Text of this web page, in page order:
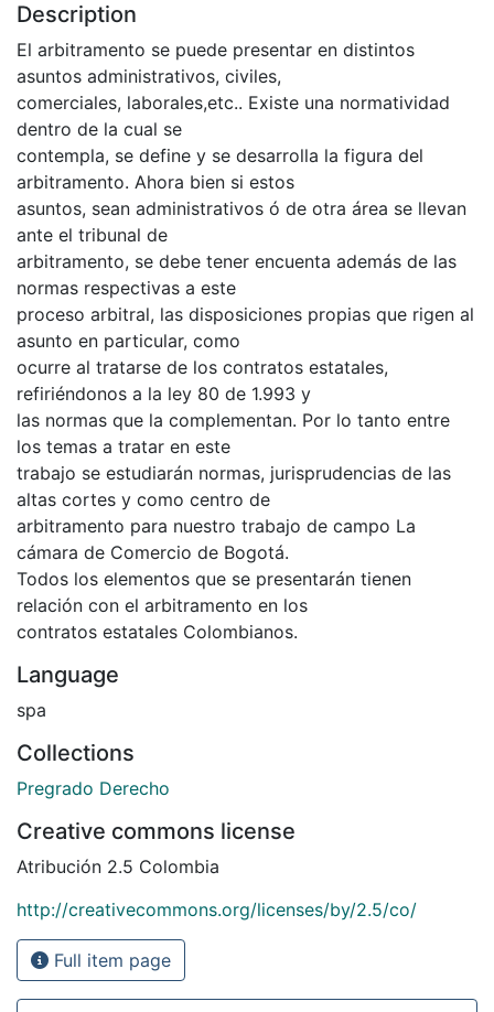
Description
El arbitramento se puede presentar en distintos
asuntos administrativos, civiles,
comerciales, laborales,etc.. Existe una normatividad
dentro de la cual se
contempla, se define y se desarrolla la figura del
arbitramento. Ahora bien si estos
asuntos, sean administrativos ó de otra área se llevan
ante el tribunal de
arbitramento, se debe tener encuenta además de las
normas respectivas a este
proceso arbitral, las disposiciones propias que rigen al
asunto en particular, como
ocurre al tratarse de los contratos estatales,
refiriéndonos a la ley 80 de 1.993 y
las normas que la complementan. Por lo tanto entre
los temas a tratar en este
trabajo se estudiarán normas, jurisprudencias de las
altas cortes y como centro de
arbitramento para nuestro trabajo de campo La
cámara de Comercio de Bogotá.
Todos los elementos que se presentarán tienen
relación con el arbitramento en los
contratos estatales Colombianos.
Language
spa
Collections
Pregrado Derecho
Creative commons license
Atribución 2.5 Colombia
http://creativecommons.org/licenses/by/2.5/co/
Full item page